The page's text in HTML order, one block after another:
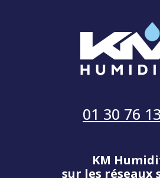
01 30 76
KM
sur les réseaux